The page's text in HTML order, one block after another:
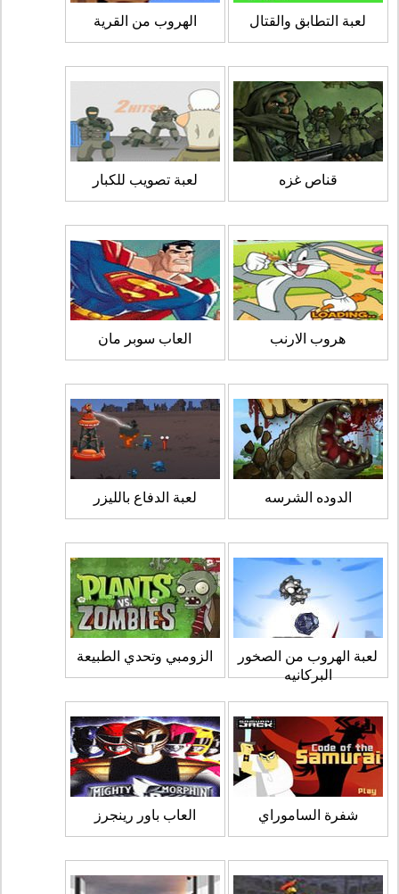
لعبة التطابق والقتال الهروب من القرية
قناص غزه لعبة تصويب للكبار
هروب الارنب العاب سوبر مان
الدوده الشرسه لعبة الدفاع بالليزر
لعبة الهروب من الصخور
البركانيه
الزومبي وتحدي الطبيعة
شفرة الساموراي العاب باور رينجرز